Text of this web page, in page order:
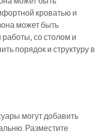
кроватью и
может быть
со столом и
порядок и структуру в
могут добавить
Разместите